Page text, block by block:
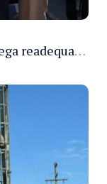
Governador Roberto Cidade entrega readequação do ambulatório da FCecon e amplia capacidade de atendimento oncológico em Manaus